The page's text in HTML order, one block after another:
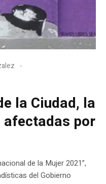
la Ciudad, la
afectadas por
de la Mujer 2021”,
del Gobierno